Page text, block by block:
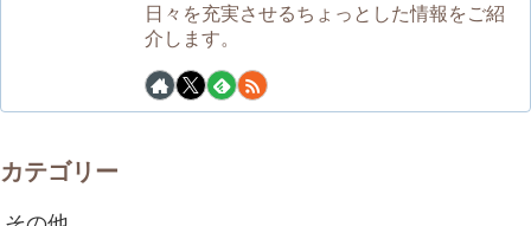
日々を充実させるちょっとした情報をご紹
介します。
カテゴリー